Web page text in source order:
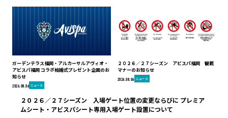
ガーデンテラス福岡・アルカーサルアヴィオ・
アビスパ福岡 コラボ結婚式プレゼント企画のお
知らせ
2026.08.06 ニュース
２０２６／２７シーズン アビスパ福岡 観戦
マナーのお知らせ
2026.08.06 ニュース
２０２６／２７シーズン 入場ゲート位置の変更ならびに プレミア
ムシート・アビスパシート専用入場ゲート設置について